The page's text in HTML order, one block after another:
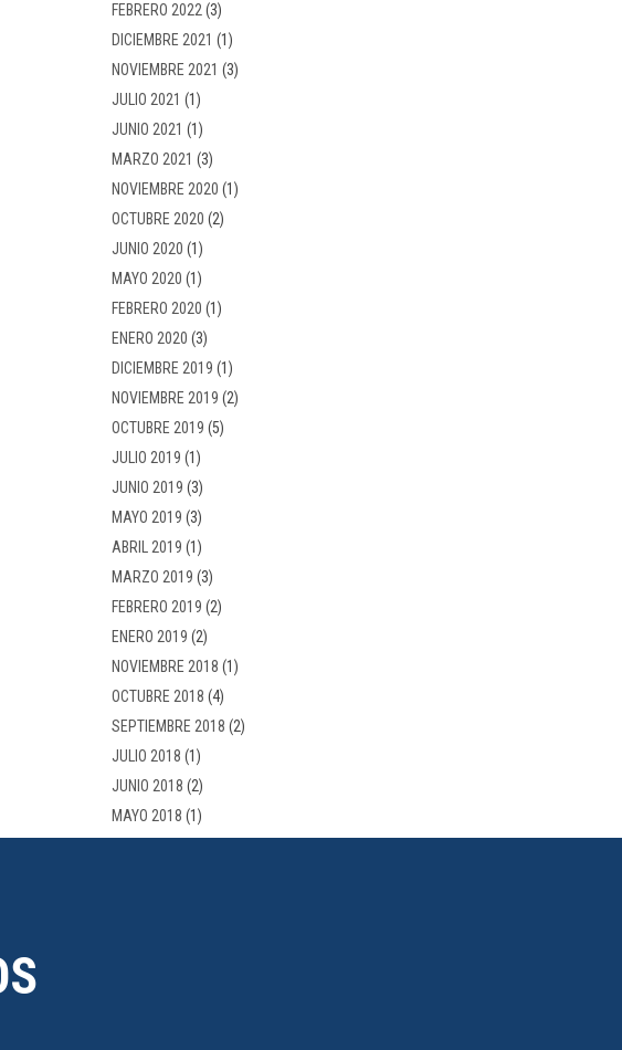
FEBRERO 2022 (3)
DICIEMBRE 2021 (1)
NOVIEMBRE 2021 (3)
JULIO 2021 (1)
JUNIO 2021 (1)
MARZO 2021 (3)
NOVIEMBRE 2020 (1)
OCTUBRE 2020 (2)
JUNIO 2020 (1)
MAYO 2020 (1)
FEBRERO 2020 (1)
ENERO 2020 (3)
DICIEMBRE 2019 (1)
NOVIEMBRE 2019 (2)
OCTUBRE 2019 (5)
JULIO 2019 (1)
JUNIO 2019 (3)
MAYO 2019 (3)
ABRIL 2019 (1)
MARZO 2019 (3)
FEBRERO 2019 (2)
ENERO 2019 (2)
NOVIEMBRE 2018 (1)
OCTUBRE 2018 (4)
SEPTIEMBRE 2018 (2)
JULIO 2018 (1)
JUNIO 2018 (2)
MAYO 2018 (1)